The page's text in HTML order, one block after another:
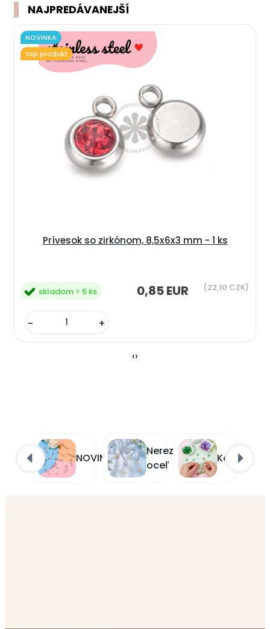
NAJPREDÁVANEJŠÍ
Prívesok so zirkónom, 8,5x6x3 mm - 1 ks
0,85 EUR (22,10 CZK)
- +
skladom > 5 ks
NOVINKA
top produkt
‹›
NOVINKY
Nerezová
oceľ
Korálky